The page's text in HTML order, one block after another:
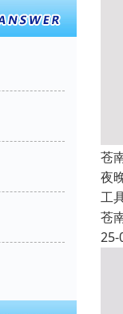
苍
夜
工
苍
25-